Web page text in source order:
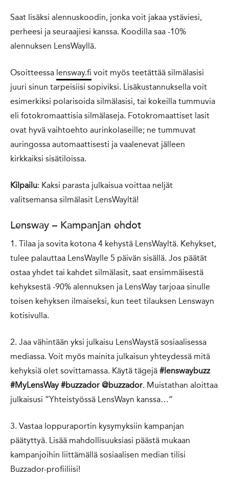
Saat lisäksi alennuskoodin, jonka voit jakaa ystäviesi,
perheesi ja seuraajiesi kanssa. Koodilla saa -10%
alennuksen LensWayllä.
Osoitteessa lensway.fi voit myös teetättää silmälasisi
juuri sinun tarpeisiisi sopiviksi. Lisäkustannuksella voit
esimerkiksi polarisoida silmälasisi, tai kokeilla tummuvia
eli fotokromaattisia silmälaseja. Fotokromaattiset lasit
ovat hyvä vaihtoehto aurinkolaseille; ne tummuvat
auringossa automaattisesti ja vaalenevat jälleen
kirkkaiksi sisätiloissa.
Kilpailu: Kaksi parasta julkaisua voittaa neljät
valitsemansa silmälasit LensWayltä!
Lensway – Kampanjan ehdot
1. Tilaa ja sovita kotona 4 kehystä LensWayltä. Kehykset,
tulee palauttaa LensWaylle 5 päivän sisällä. Jos päätät
ostaa yhdet tai kahdet silmälasit, saat ensimmäisestä
kehyksestä -90% alennuksen ja LensWay tarjoaa sinulle
toisen kehyksen ilmaiseksi, kun teet tilauksen Lenswayn
kotisivulla.
2. Jaa vähintään yksi julkaisu LensWaystä sosiaalisessa
mediassa. Voit myös mainita julkaisun yhteydessä mitä
kehyksiä olet sovittamassa. Käytä tägejä #lenswaybuzz
#MyLensWay #buzzador @buzzador. Muistathan aloittaa
julkaisusi ”Yhteistyössä LensWayn kanssa…”
3. Vastaa loppuraportin kysymyksiin kampanjan
päätyttyä. Lisää mahdollisuuksiasi päästä mukaan
kampanjoihin liittämällä sosiaalisen median tilisi
Buzzador-profiiliisi!